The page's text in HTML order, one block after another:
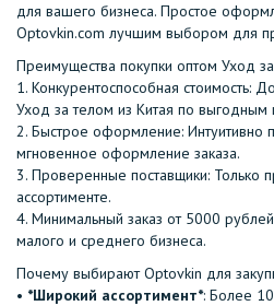
для вашего бизнеса. Простое
Optovkin.com лучшим выбором для
Преимущества покупки оптом Уход
1.⁠ ⁠Конкурентоспособная стоимость:
Уход за телом из Китая по выгодным
2.⁠ ⁠Быстрое оформление: Интуитивно
мгновенное оформление заказа.
3.⁠ ⁠Проверенные поставщики: Только
ассортименте.
4.⁠ ⁠Минимальный заказ от 5000
малого и среднего бизнеса.
Почему выбирают Optovkin для
•⁠ ⁠ *Широкий ассортимент*: Более